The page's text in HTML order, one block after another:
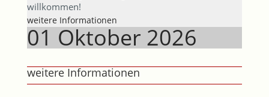
willkommen!
weitere Informationen
01 Oktober 2026
weitere Informationen